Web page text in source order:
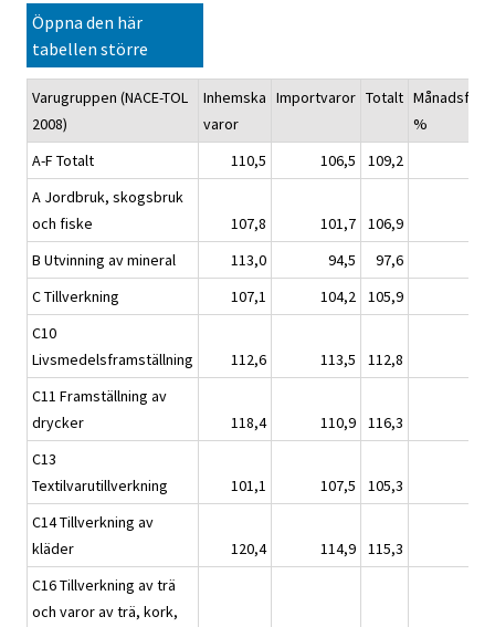
Öppna den här
tabellen större
Varugruppen (NACE-TOL
2008)
Inhemska
varor
Importvaror Totalt
%
A-F Totalt
110,5 106,5
109,2
A Jordbruk, skogsbruk
och fiske
107,8 101,7
106,9
B Utvinning av mineral
113,0 94,5
97,6
C Tillverkning
107,1 104,2
105,9
C10
Livsmedelsframställning
112,6 113,5
112,8
C11 Framställning av
drycker
118,4 110,9
116,3
C13
Textilvarutillverkning
101,1 107,5
105,3
C14 Tillverkning av
kläder
120,4 114,9
115,3
C16 Tillverkning av trä
och varor av trä, kork,